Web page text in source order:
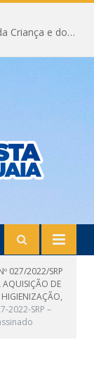
Eleição do Conselho Municipal dos Direitos da Criança e do Adolescente CMDCA 2026
027/2022/SRP
AQUISIÇÃO DE
HIGIENIZAÇÃO,
2022-SRP –